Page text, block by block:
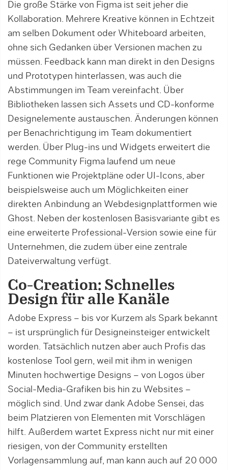
Die große Stärke von Figma ist seit jeher die
Kollaboration. Mehrere Kreative können in Echtzeit
am selben Dokument oder Whiteboard arbeiten,
ohne sich Gedanken über Versionen machen zu
müssen. Feedback kann man direkt in den Designs
und Prototypen hinterlassen, was auch die
Abstimmungen im Team vereinfacht. Über
Bibliotheken lassen sich Assets und CD-konforme
Designelemente austauschen. Änderungen können
per Benachrichtigung im Team dokumentiert
werden. Über Plug-ins und Widgets erweitert die
rege Community Figma laufend um neue
Funktionen wie Projektpläne oder UI-Icons, aber
beispielsweise auch um Möglichkeiten einer
direkten Anbindung an Webdesignplattfor­men wie
Ghost. Neben der kostenlosen Basisvariante gibt es
eine erweiterte Professional-Version sowie eine für
Unternehmen, die zudem über eine zentrale
Dateiverwaltung verfügt.
Co-Creation: Schnelles
Design für alle Kanäle
Adobe Express – bis vor Kurzem als Spark bekannt
– ist ursprünglich für Designeinsteiger entwickelt
wor­den. Tatsächlich nutzen aber auch Profis das
kos­ten­lose Tool gern, weil mit ihm in wenigen
Minuten hochwertige Designs – von Logos über
Social-Media-Grafiken bis hin zu Websites –
möglich sind. Und zwar dank Adobe Sensei, das
beim Platzieren von Elementen mit Vorschlägen
hilft. Außerdem wartet Ex­press nicht nur mit einer
riesigen, von der Community erstellten
Vorlagensammlung auf, man kann auch auf 20 000